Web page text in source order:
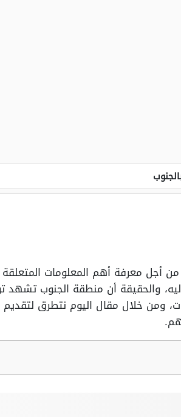
أجل معرفة أهم المعلومات
والحقيقة أن منطقة الجنوب تشهد
ومن خلال مقال اليوم نتطرق